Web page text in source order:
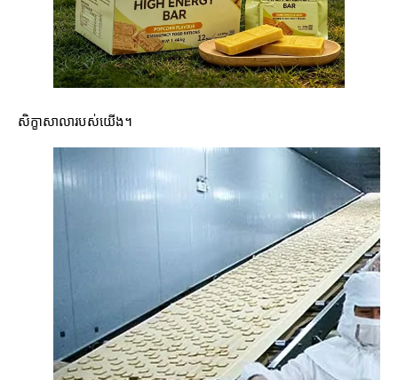
សិក្ខាសាលារបស់យើង។